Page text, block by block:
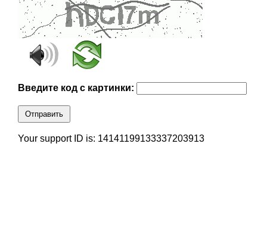
Введите код с картинки:
Отправить
Your support ID is: 14141199133337203913